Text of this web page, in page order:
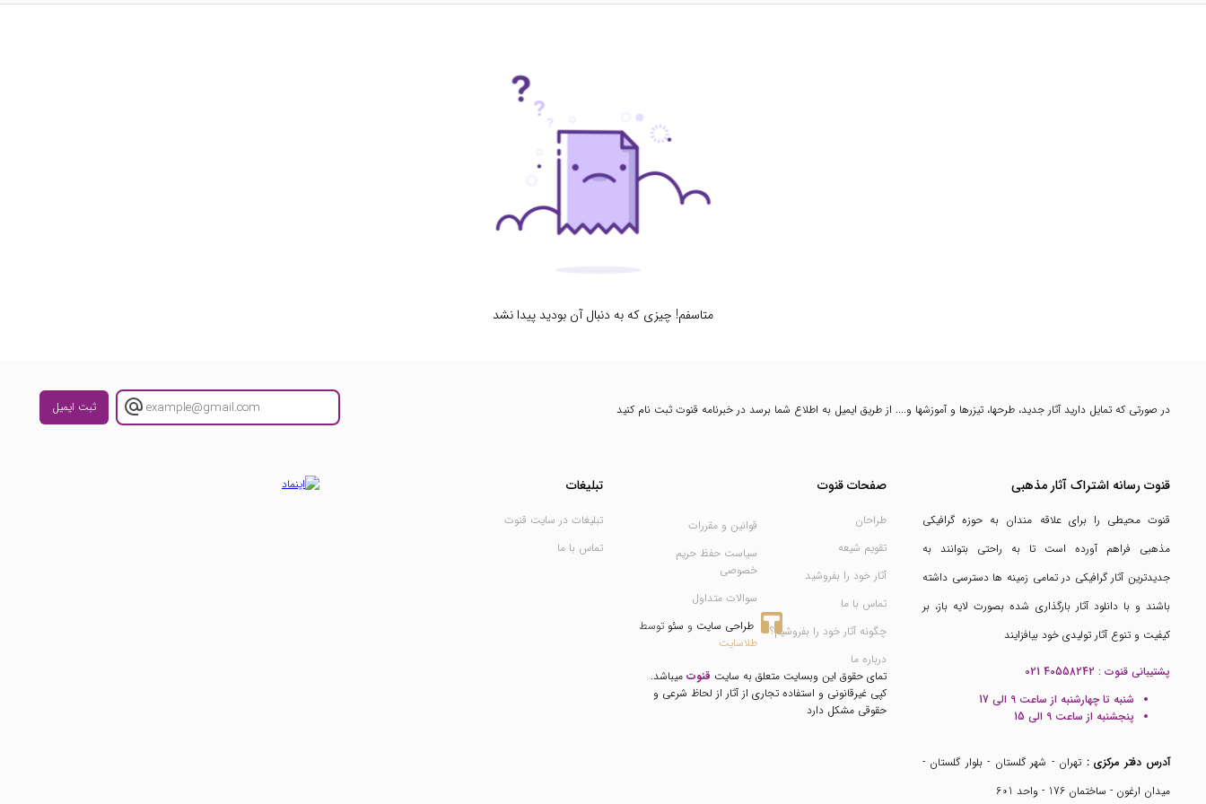
متاسفم! چیزی که به دنبال آن بودید پیدا نشد
در صورتی که تمایل دارید آثار جدید، طرحها، تیزرها و آموزشها و.... از طریق ایمیل به اطلاع شما برسد در خبرنامه قنوت ثبت نام کنید ثبت ایمیل
قنوت رسانه اشتراک آثار مذهبی
قنوت محیطی را برای علاقه مندان به حوزه گرافیکی
مذهبی فراهم آورده است تا به راحتی بتوانند به
جدیدترین آثار گرافیکی در تمامی زمینه ها دسترسی داشته
باشند و با دانلود آثار بارگذاری شده بصورت لایه باز، بر
کیفیت و تنوع آثار تولیدی خود بیافزایند
پشتیبانی قنوت : 021 40558242
شنبه تا چهارشنبه از ساعت 9 الی 17
پنجشنبه از ساعت 9 الی 15
آدرس دفتر مرکزی : تهران - شهر گلستان - بلوار گلستان -
میدان ارغون - ساختمان 176 - واحد 601
صفحات قنوت
طراحان
تقویم شیعه
آثار خود را بفروشید
تماس با ما
چگونه آثار خود را بفروشیم؟
درباره ما
قوانین و مقررات
سیاست حفظ حریم
خصوصی
سوالات متداول
طراحی سایت و سئو توسط
طلاسایت
تمای حقوق این وبسایت متعلق به سایت قنوت میباشد.
کپی غیرقانونی و استفاده تجاری از آثار از لحاظ شرعی و
حقوقی مشکل دارد
تبلیغات
تبلیغات در سایت قنوت
تماس با ما